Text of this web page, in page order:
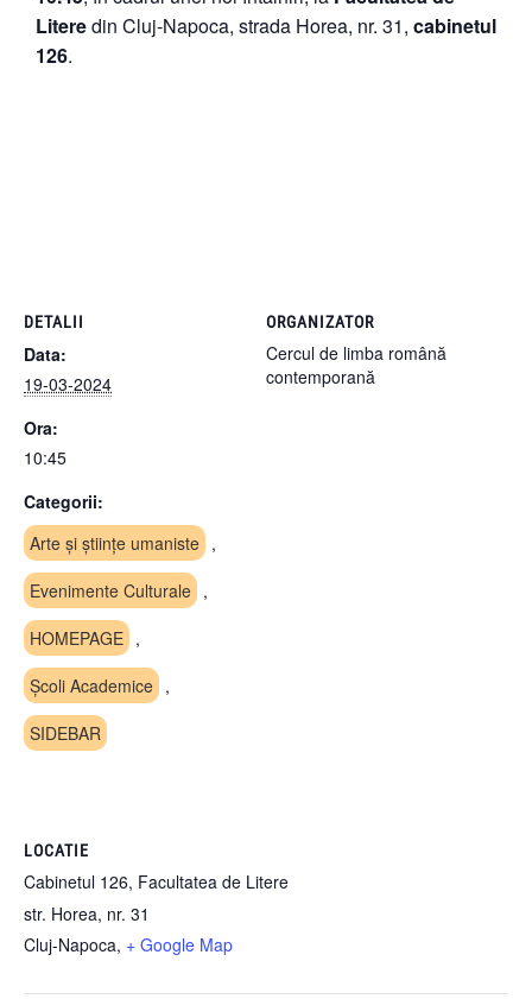
Literedin Cluj-Napoca, strada Horea, nr. 31, cabinetul
126.
DETALII
Data:
19-03-2024
Ora:
10:45
Categorii:
Arte și științe umaniste ,
Evenimente Culturale ,
HOMEPAGE ,
Școli Academice ,
SIDEBAR
ORGANIZATOR
Cercul de limba română
contemporană
LOCATIE
Cabinetul 126, Facultatea de Litere
str. Horea, nr. 31
Cluj-Napoca, + Google Map